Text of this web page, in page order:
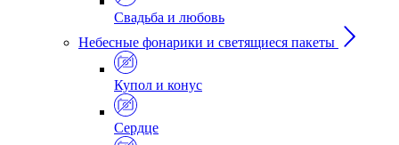
Свадьба и любовь
Небесные фонарики и светящиеся пакеты
Купол и конус
Сердце